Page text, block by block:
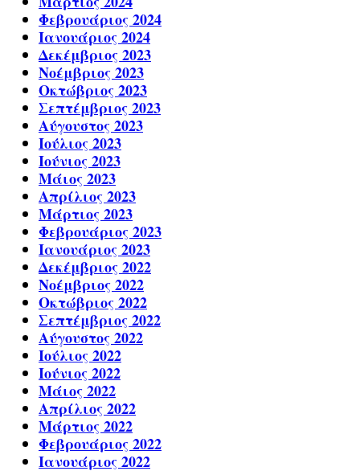
Φεβρουάριος 2024
Ιανουάριος 2024
Δεκέμβριος 2023
Νοέμβριος 2023
Οκτώβριος 2023
Σεπτέμβριος 2023
Αύγουστος 2023
Ιούλιος 2023
Ιούνιος 2023
Μάιος 2023
Απρίλιος 2023
Μάρτιος 2023
Φεβρουάριος 2023
Ιανουάριος 2023
Δεκέμβριος 2022
Νοέμβριος 2022
Οκτώβριος 2022
Σεπτέμβριος 2022
Αύγουστος 2022
Ιούλιος 2022
Ιούνιος 2022
Μάιος 2022
Απρίλιος 2022
Μάρτιος 2022
Φεβρουάριος 2022
Ιανουάριος 2022